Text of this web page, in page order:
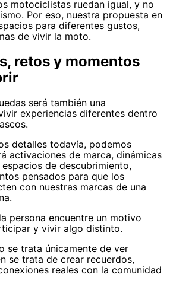
motociclistas ruedan igual, y no
Por eso, nuestra propuesta en
para diferentes gustos,
de vivir la moto.
retos y momentos
será también una
experiencias diferentes dentro
detalles todavía, podemos
activaciones de marca, dinámicas
de descubrimiento,
pensados para que los
con nuestras marcas de una
persona encuentre un motivo
y vivir algo distinto.
se trata únicamente de ver
se trata de crear recuerdos,
reales con la comunidad